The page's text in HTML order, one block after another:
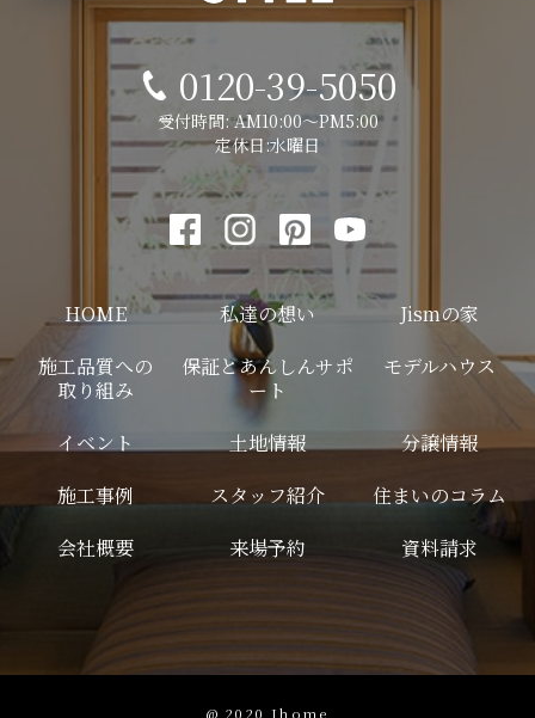
0120-39-5050
受付時間: AM10:00～PM5:00
定休日:水曜日
HOME 私達の想い
Jismの家
施工品質への
取り組み
保証とあんしんサポ
ート
モデルハウス
イベント 土地情報
分譲情報
施工事例
スタッフ紹介
住まいのコラム
会社概要
来場予約 資料請求
@ 2020 Jhome